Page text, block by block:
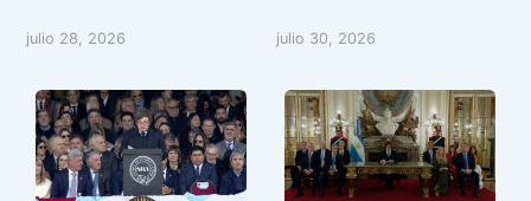
julio 28, 2026 julio 30, 2026